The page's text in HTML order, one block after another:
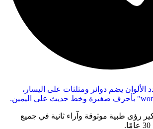
رؤى طبية موثوقة وآراء ثانية في جميع